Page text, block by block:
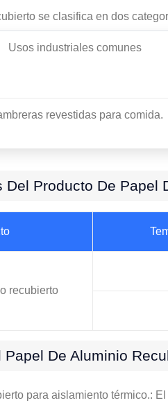
se clasifica en dos
Usos industriales comunes
revestidas para comida.
Del Producto De Papel
recubierto
De Aluminio
para aislamiento térmico.: